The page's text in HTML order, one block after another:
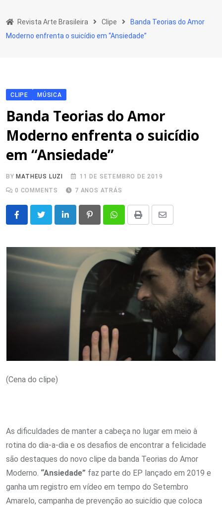
to
content
Revista Arte Brasileira Clipe
Banda Teorias do Amor
Moderno enfrenta o suicídio em “Ansiedade”
CLIPE MÚSICA
Banda Teorias do Amor
Moderno enfrenta o suicídio
em “Ansiedade”
BY MATHEUS LUZI
11 DE SETEMBRO DE 2019
0 COMMENTS 7 ANOS ATRÁS
LinkedIn PinterestWhatsappPrint
Share
Email
(Cena do clipe)
As dificuldades de manter a cabeça no lugar em meio à
rotina do dia-a-dia e os desafios de encontrar a felicidade
são destaques do novo clipe da banda Teorias do Amor
Moderno. “Ansiedade” faz parte do EP lançado em 2019 e
ganha um registro em vídeo em tempo do Setembro
Amarelo, campanha de prevenção ao suicídio que coloca